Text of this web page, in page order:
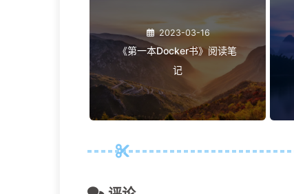
相关推荐
Aria2配合Alist实现百度云